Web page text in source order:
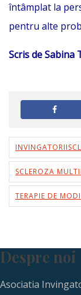
întâmplat la
pentru alte
Scris de Sabina
SCLEROZA
TERAPIE DE
Despre noi
Asociatia